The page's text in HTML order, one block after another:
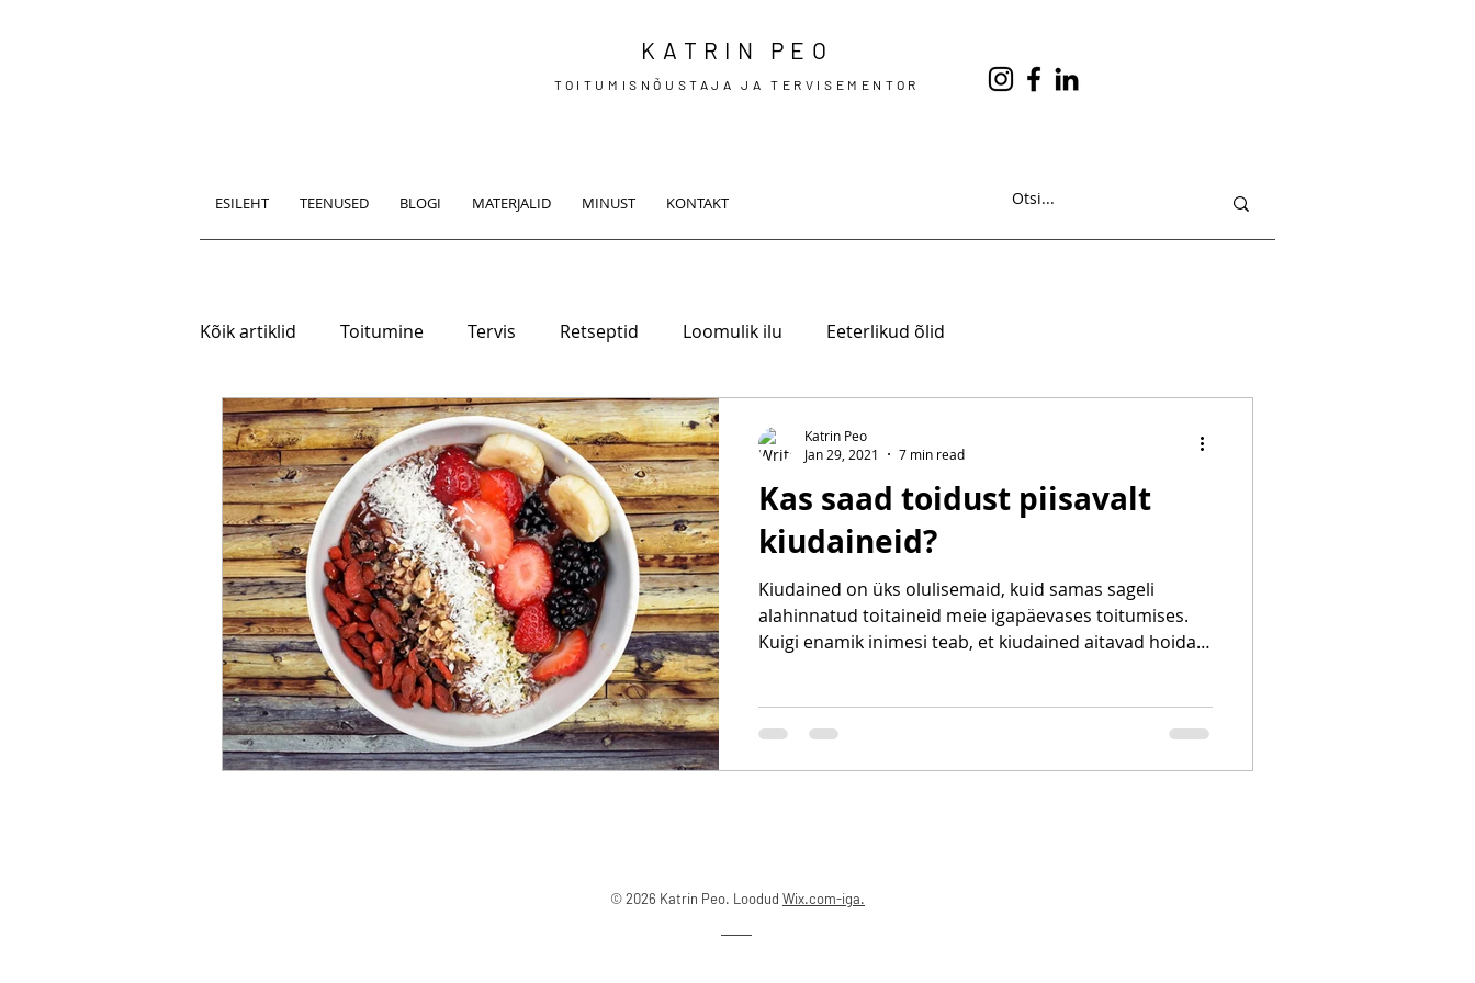
KATRIN PEO
TOITUMISNÕUSTAJA JA TERVISEMENTOR
ESILEHT TEENUSED BLOGI MATERJALID MINUST KONTAKT
Kõik artiklid Toitumine Tervis Retseptid Loomulik ilu Eeterlikud õlid
Kas saad toidust piisavalt
kiudaineid?
Kiudained on üks olulisemaid, kuid samas sageli
alahinnatud toitaineid meie igapäevases toitumises.
Kuigi enamik inimesi teab, et kiudained aitavad hoida
kolesteroolitaseme normis, suurendab täiskõhutunnet
ning on seotud väiksema südame-
Katrin Peo
Jan 29, 2021
7 min read
© 2026 Katrin Peo. Loodud Wix.com-iga.